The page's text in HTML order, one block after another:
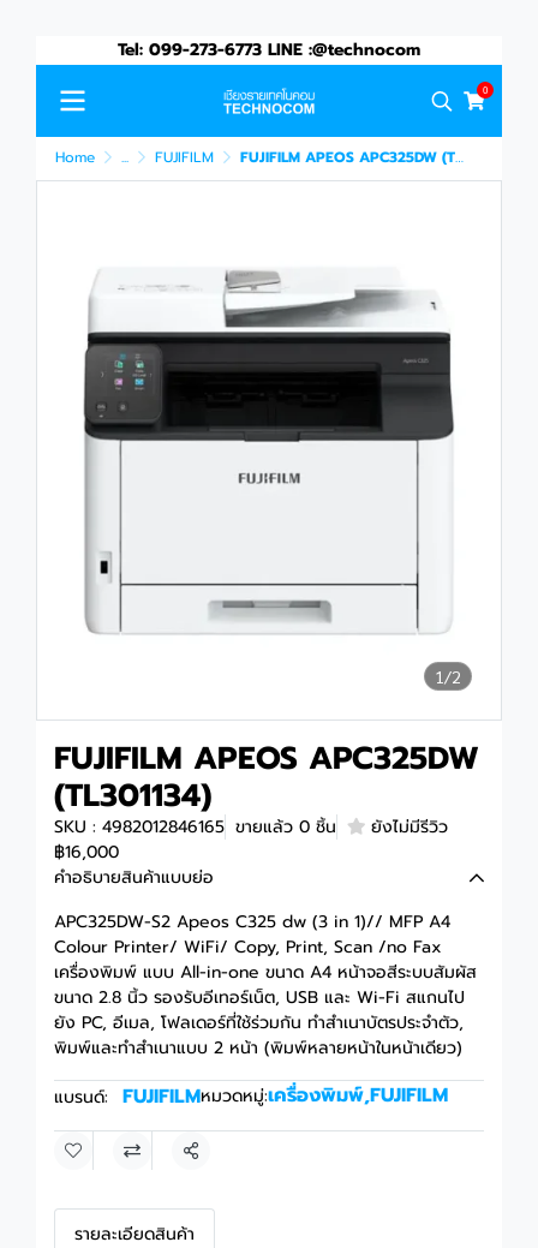
Tel: 099-273-6773 LINE :@technocom
0
Home ... FUJIFILM FUJIFILM APEOS APC325DW (TL301134)
1/2
FUJIFILM APEOS APC325DW
(TL301134)
SKU : 4982012846165 ขายแล้ว 0 ชิ้น
ยังไม่มีรีวิว
฿16,000
คำอธิบายสินค้าแบบย่อ
APC325DW-S2 Apeos C325 dw (3 in 1)// MFP A4
Colour Printer/ WiFi/ Copy, Print, Scan /no Fax
เครื่องพิมพ์ แบบ All-in-one ขนาด A4 หน้าจอสีระบบสัมผัส
ขนาด 2.8 นิ้ว รองรับอีเทอร์เน็ต, USB และ Wi-Fi สแกนไป
ยัง PC, อีเมล, โฟลเดอร์ที่ใช้ร่วมกัน ทำสำเนาบัตรประจำตัว,
พิมพ์และทำสำเนาแบบ 2 หน้า (พิมพ์หลายหน้าในหน้าเดียว)
แบรนด์:
FUJIFILMหมวดหมู่:เครื่องพิมพ์,FUJIFILM
แชร์
รายละเอียดสินค้า